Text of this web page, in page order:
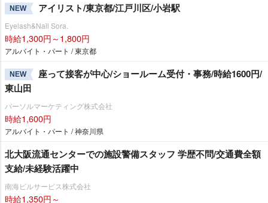
NEW アイリスト/東京都/江戸川区/小岩駅
Eyelash&Nail Sora.
時給1,300円～1,800円
アルバイト・パート / 東京都
NEW
座って接客が中心/ショールーム受付・事務/時給1600円/
東山田
パーソルマーケティング株式会社
時給1,600円
アルバイト・パート / 神奈川県
北大阪流通センターでの施設警備スタッフ 学歴不問/交通費全額
支給/未経験活躍中
南海ビルサービス株式会社
時給1,350円～